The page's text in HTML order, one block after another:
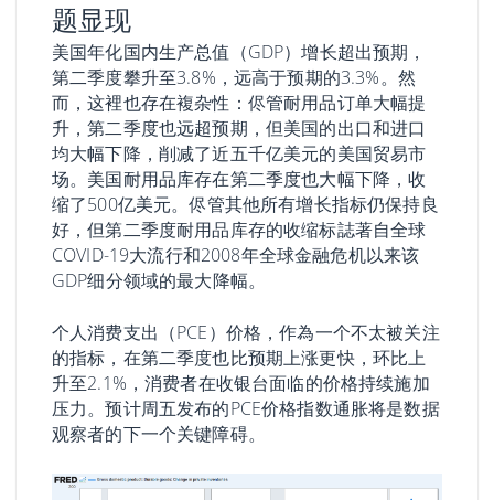
题显现
美国年化国内生产总值（GDP）增长超出预期，
第二季度攀升至3.8%，远高于预期的3.3%。然
而，这裡也存在複杂性：侭管耐用品订单大幅提
升，第二季度也远超预期，但美国的出口和进口
均大幅下降，削减了近五千亿美元的美国贸易市
场。美国耐用品库存在第二季度也大幅下降，收
缩了500亿美元。侭管其他所有增长指标仍保持良
好，但第二季度耐用品库存的收缩标誌著自全球
COVID-19大流行和2008年全球金融危机以来该
GDP细分领域的最大降幅。
个人消费支出（PCE）价格，作為一个不太被关注
的指标，在第二季度也比预期上涨更快，环比上
升至2.1%，消费者在收银台面临的价格持续施加
压力。预计周五发布的PCE价格指数通胀将是数据
观察者的下一个关键障碍。